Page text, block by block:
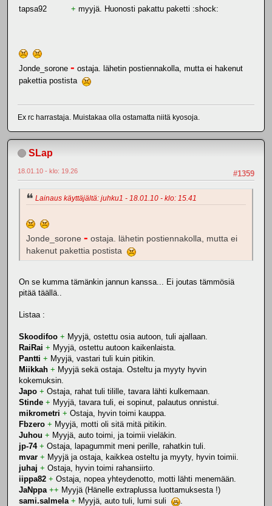
tapsa92 + myyjä. Huonosti pakattu paketti :shock:
Jonde_sorone - ostaja. lähetin postiennakolla, mutta ei hakenut
pakettia postista
Ex rc harrastaja. Muistakaa olla ostamatta niitä kyosoja.
SLap
#1359
18.01.10 - klo: 19.26
Lainaus käyttäjältä: juhku1 - 18.01.10 - klo: 15.41
Jonde_sorone - ostaja. lähetin postiennakolla, mutta ei
hakenut pakettia postista
On se kumma tämänkin jannun kanssa... Ei joutas tämmösiä
pitää täällä..
Listaa :
Skoodifoo + Myyjä, ostettu osia autoon, tuli ajallaan.
RaiRai + Myyjä, ostettu autoon kaikenlaista.
Pantti + Myyjä, vastari tuli kuin pitikin.
Miikkah + Myyjä sekä ostaja. Osteltu ja myyty hyvin
kokemuksin.
Japo + Ostaja, rahat tuli tilille, tavara lähti kulkemaan.
Stinde + Myyjä, tavara tuli, ei sopinut, palautus onnistui.
mikrometri + Ostaja, hyvin toimi kauppa.
Fbzero + Myyjä, motti oli sitä mitä pitikin.
Juhou + Myyjä, auto toimi, ja toimii vieläkin.
jp-74 + Ostaja, lapagummit meni perille, rahatkin tuli.
mvar + Myyjä ja ostaja, kaikkea osteltu ja myyty, hyvin toimii.
juhaj + Ostaja, hyvin toimi rahansiirto.
iippa82 + Ostaja, nopea yhteydenotto, motti lähti menemään.
JaNppa ++ Myyjä (Hänelle extraplussa luottamuksesta !)
sami.salmela + Myyjä, auto tuli, lumi suli